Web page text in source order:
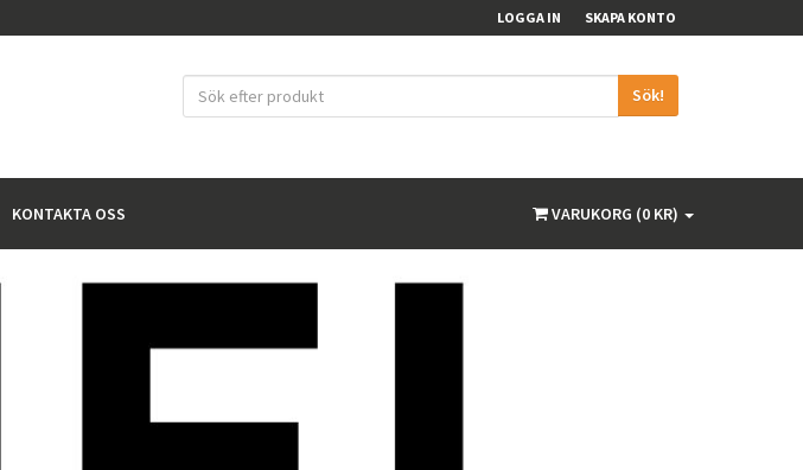
LOGGA IN SKAPA KONTO
Sök!
VARUKORG (0 KR)
KONTAKTA OSS